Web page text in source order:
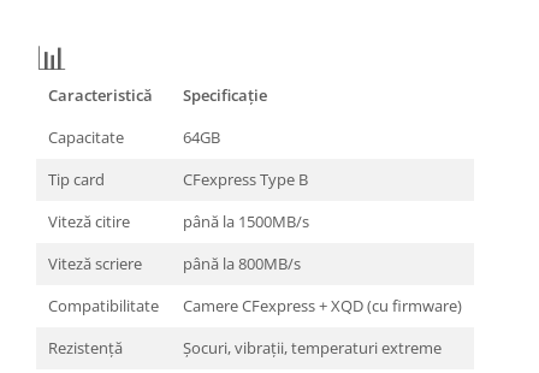
📊
Caracteristică
Specificație
Capacitate
64GB
Tip card
CFexpress Type B
Viteză citire
până la 1500MB/s
Viteză scriere
până la 800MB/s
Compatibilitate
Camere CFexpress + XQD (cu firmware)
Rezistență
Șocuri, vibrații, temperaturi extreme